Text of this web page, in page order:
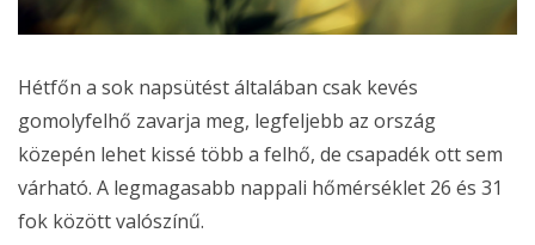
Hétfőn a sok napsütést általában csak kevés
gomolyfelhő zavarja meg, legfeljebb az ország
közepén lehet kissé több a felhő, de csapadék ott sem
várható. A legmagasabb nappali hőmérséklet 26 és 31
fok között valószínű.